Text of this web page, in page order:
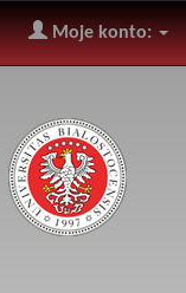
Moje konto: